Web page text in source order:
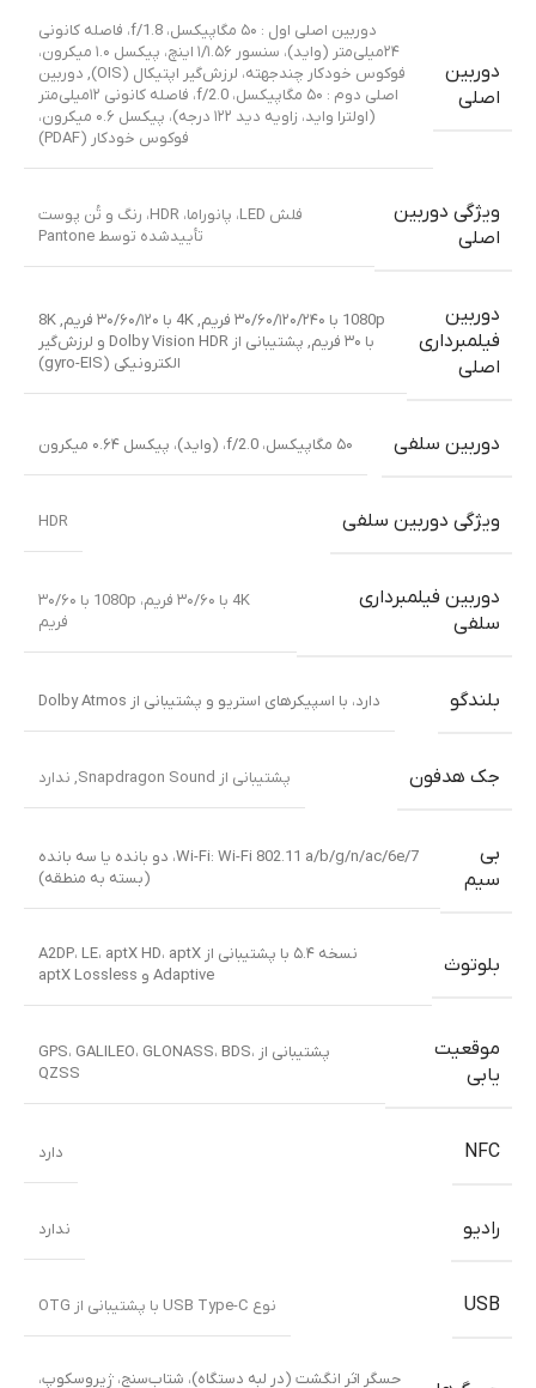
دوربین
اصلی
دوربین اصلی اول : ۵۰ مگاپیکسل، f/1.8، فاصله کانونی
۲۴میلی‌متر (واید)، سنسور ۱/۱.۵۶ اینچ، پیکسل ۱.۰ میکرون،
فوکوس خودکار چندجهته، لرزش‌گیر اپتیکال (OIS)
, دوربین
اصلی دوم : ۵۰ مگاپیکسل، f/2.0، فاصله کانونی ۱۲میلی‌متر
(اولترا واید، زاویه دید ۱۲۲ درجه)، پیکسل ۰.۶ میکرون،
فوکوس خودکار (PDAF)
ویژگی دوربین
اصلی
فلش LED، پانوراما، HDR، رنگ و تُن پوست
تأییدشده توسط Pantone
دوربین
فیلمبرداری
اصلی
1080p با ۳۰/۶۰/۱۲۰/۲۴۰ فریم ,4K با ۳۰/۶۰/۱۲۰ فریم ,
8K
با ۳۰ فریم
,
پشتیبانی از Dolby Vision HDR و لرزش‌گیر
الکترونیکی (gyro-EIS)
دوربین سلفی ۵۰ مگاپیکسل، f/2.0، (واید)، پیکسل ۰.۶۴ میکرون
ویژگی دوربین سلفی HDR
دوربین فیلمبرداری
سلفی
4K با ۳۰/۶۰ فریم، 1080p با ۳۰/۶۰
فریم
بلندگو دارد، با اسپیکرهای استریو و پشتیبانی از Dolby Atmos
جک هدفون پشتیبانی از Snapdragon Sound , ندارد
بی
سیم
Wi-Fi: Wi-Fi 802.11 a/b/g/n/ac/6e/7، دو بانده یا سه بانده
(بسته به منطقه)
بلوتوث
نسخه ۵.۴ با پشتیبانی از A2DP، LE، aptX HD، aptX
Adaptive و aptX Lossless
موقعیت
یابی
پشتیبانی از GPS، GALILEO، GLONASS، BDS،
QZSS
NFC دارد
رادیو ندارد
USB نوع USB Type-C با پشتیبانی از OTG
حسگر اثر انگشت (در لبه دستگاه)، شتاب‌سنج، ژیروسکوپ،